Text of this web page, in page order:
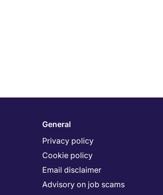
General
Privacy policy
Cookie policy
Email disclaimer
Advisory on job scams